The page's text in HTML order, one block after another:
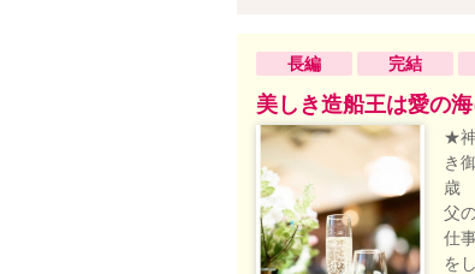
長編 完結
美しき造船王は愛の
★
き
歳
父
仕
を